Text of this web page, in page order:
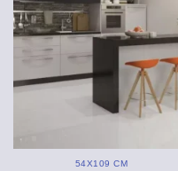
54X109 CM